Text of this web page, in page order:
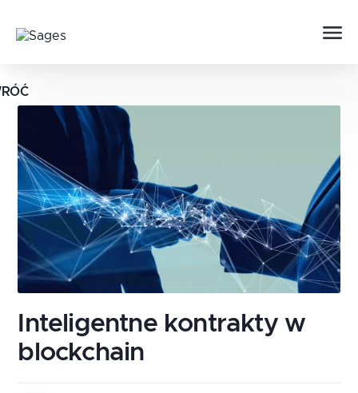
Inteligentne kontrakty w
blockchain